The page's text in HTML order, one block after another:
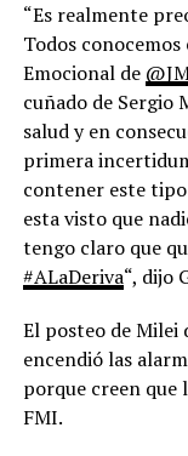
“Es realmente
Todos
Emocional de
cuñado de Sergio
salud y en
primera
contener este
esta visto que
tengo claro que
#ALaDeriva“, dijo
El posteo de Milei
encendió las
porque creen que
FMI.